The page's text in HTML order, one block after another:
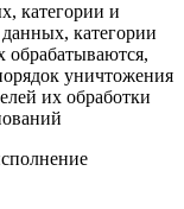
категории и
категории
обрабатываются,
уничтожения
их обработки